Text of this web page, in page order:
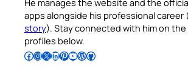
He manages the website and the
apps alongside his professional career
story). Stay connected with him on the
profiles below.
Follow Pradeep on Facebook Follow Pradeep on InstagramFollow Pradeep on X Follow Pradeep on LinkedIn Follow Pradeep on Pinterest Subscribe to Pradeep’s Youtube Channel Follow Pradeep on WordPress Follow Pradeep on GitHub